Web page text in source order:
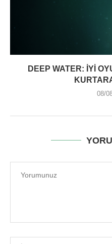
DEEP WATER: İYI
08/